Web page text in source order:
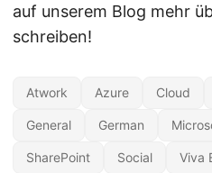
auf unserem Blog mehr
schreiben!
Atwork Azure Cloud
General German
SharePoint Social Viva